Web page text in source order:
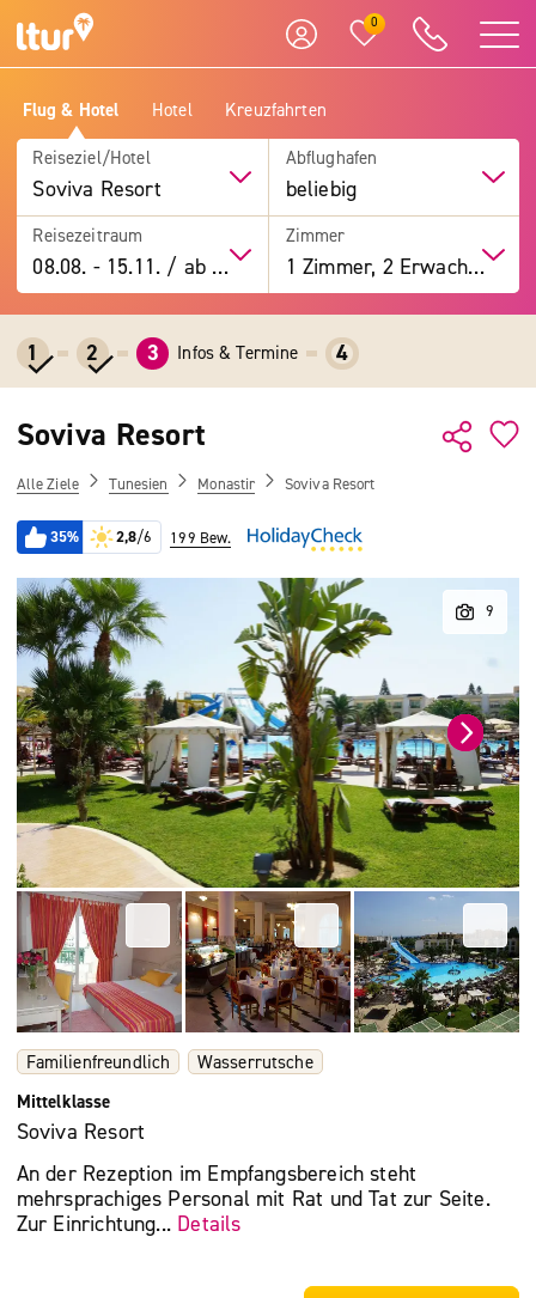
0
Flug & Hotel Hotel Kreuzfahrten
Reiseziel/Hotel
Soviva Resort
Abflughafen
beliebig
Reisezeitraum
08.08. -15.11. / ab 7 Tage
Zimmer
1 Zimmer, 2 Erwachsene
1 2 3 Infos & Termine 4
Soviva Resort
Alle Ziele Tunesien Monastir Soviva Resort
35% 2,8/6 199 Bew.
Familienfreundlich
Wasserrutsche
Mittelklasse
Soviva Resort
An der Rezeption im Empfangsbereich steht
mehrsprachiges Personal mit Rat und Tat zur Seite.
Zur Einrichtung... Details